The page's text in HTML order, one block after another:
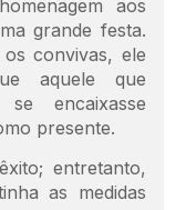
aos
grande festa.
convivas, ele
aquele que
encaixasse
presente.
entretanto,
as medidas